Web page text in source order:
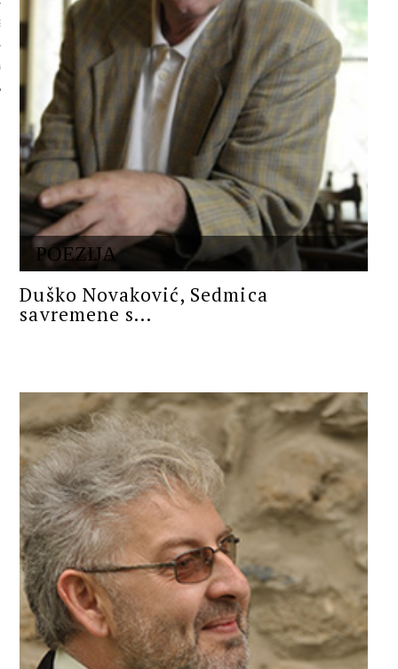
POEZIJA
Duško Novaković, Sedmica
savremene s...